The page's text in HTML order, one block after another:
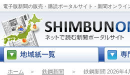
電子版新聞の販売・購読ポータルサイト - 新聞オンライ
ホーム ＞ 鉄鋼新聞 ＞ 鉄鋼新聞 2026年4